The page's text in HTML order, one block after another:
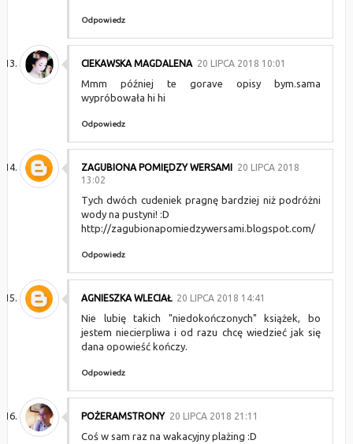
Odpowiedz
CIEKAWSKA MAGDALENA 20 LIPCA 2018 10:01
Mmm później te gorave opisy bym.sama
wypróbowała hi hi
Odpowiedz
ZAGUBIONA POMIĘDZY WERSAMI 20 LIPCA 2018
13:02
Tych dwóch cudeniek pragnę bardziej niż podróżni
wody na pustyni! :D
http://zagubionapomiedzywersami.blogspot.com/
Odpowiedz
AGNIESZKA WLECIAŁ 20 LIPCA 2018 14:41
Nie lubię takich "niedokończonych" książek, bo
jestem niecierpliwa i od razu chcę wiedzieć jak się
dana opowieść kończy.
Odpowiedz
POŻERAMSTRONY 20 LIPCA 2018 21:11
Coś w sam raz na wakacyjny plażing :D